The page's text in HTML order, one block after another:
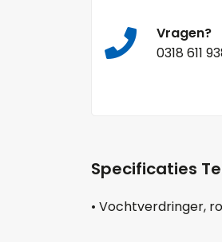
Vragen?
0318 611
Specificaties
• Vochtverdringer,